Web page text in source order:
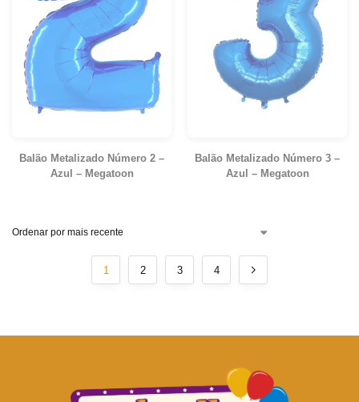
Balão Metalizado Número 2 –
Azul – Megatoon
Balão Metalizado Número 3 –
Azul – Megatoon
1 2 3 4